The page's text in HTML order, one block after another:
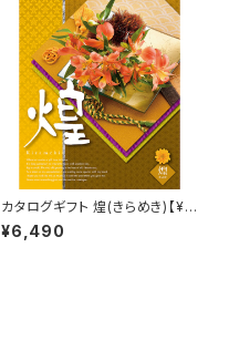
カタログギフト 煌(きらめき)【¥5,
900コース】Choice Collecti
on
¥6,490